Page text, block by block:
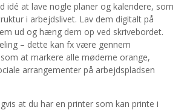
idé at lave nogle planer og kalendere, som
i arbejdslivet. Lav dem digitalt på
ud og hæng dem op ved skrivebordet.
– dette kan fx være gennem
at markere alle møderne orange,
arrangementer på arbejdspladsen
at du har en printer som kan printe i